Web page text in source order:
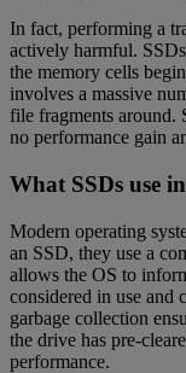
In fact, performing a
actively harmful.
the memory cells
involves a massive
file fragments around.
no performance gain
What SSDs use
Modern operating
an SSD, they use a
allows the OS to
considered in use and
garbage collection
the drive has pre-
performance.